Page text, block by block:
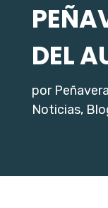
DEL
por
Noticias,